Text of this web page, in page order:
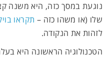
נוגעת במסך כזה, היא משנה
שלו (או משהו כזה – תקראו
לזהות את הנקודה.
הטכנולוגיה הראשונה היא